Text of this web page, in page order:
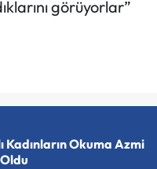
görüyorlar”
Kadınların Okuma Azmi